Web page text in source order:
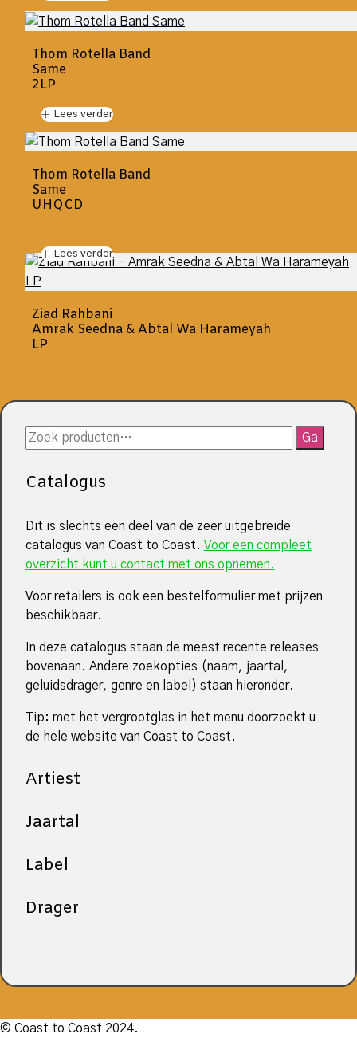
Thom Rotella Band
Same
2LP
Lees verder
Thom Rotella Band
Same
UHQCD
Lees verder
Ziad Rahbani
Amrak Seedna & Abtal Wa Harameyah
LP
Zoeken
naar:
Ga
Catalogus
Dit is slechts een deel van de zeer uitgebreide
catalogus van Coast to Coast. Voor een compleet
overzicht kunt u contact met ons opnemen.
Voor retailers is ook een bestelformulier met prijzen
beschikbaar.
In deze catalogus staan de meest recente releases
bovenaan. Andere zoekopties (naam, jaartal,
geluidsdrager, genre en label) staan hieronder.
Tip: met het vergrootglas in het menu doorzoekt u
de hele website van Coast to Coast.
Artiest
Jaartal
Label
Drager
© Coast to Coast 2024.